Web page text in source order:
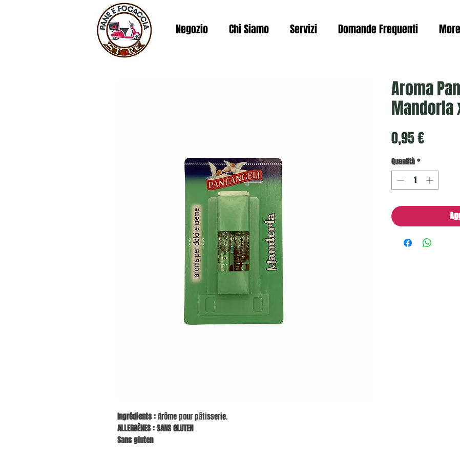
Negozio Chi Siamo Servizi Domande Frequenti More
Ingrédients :Arôme pour pâtisserie.
ALLERGÈNES : SANS GLUTEN
Sans gluten
Aroma
Mandorla
0,95 €Prezzo
Quantità*